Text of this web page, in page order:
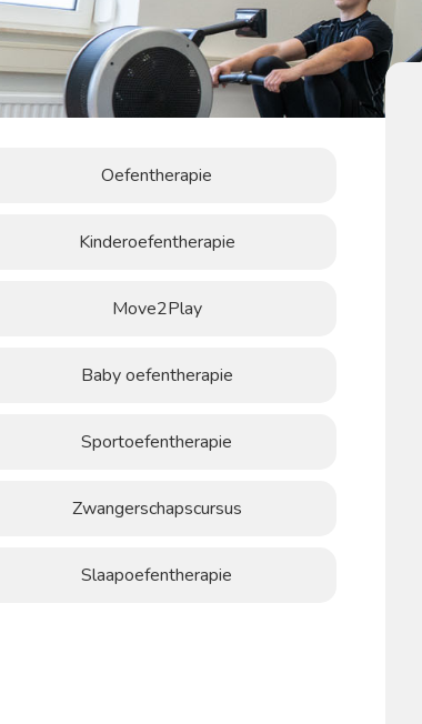
Oefentherapie
Kinderoefentherapie
Move2Play
Baby oefentherapie
Sportoefentherapie
Zwangerschapscursus
Slaapoefentherapie